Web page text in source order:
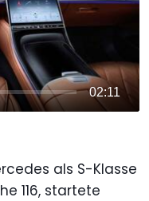
als S-Klasse
116, startete